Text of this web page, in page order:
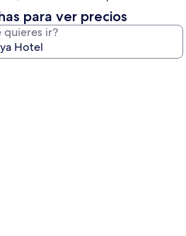
para ver precios
quieres ir?